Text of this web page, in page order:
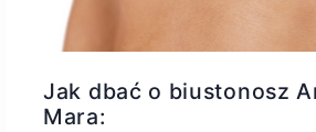
Jak dbać o biustonosz
Mara: